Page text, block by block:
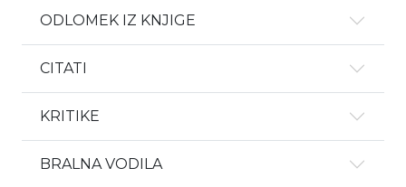
ODLOMEK IZ KNJIGE
CITATI
KRITIKE
BRALNA VODILA